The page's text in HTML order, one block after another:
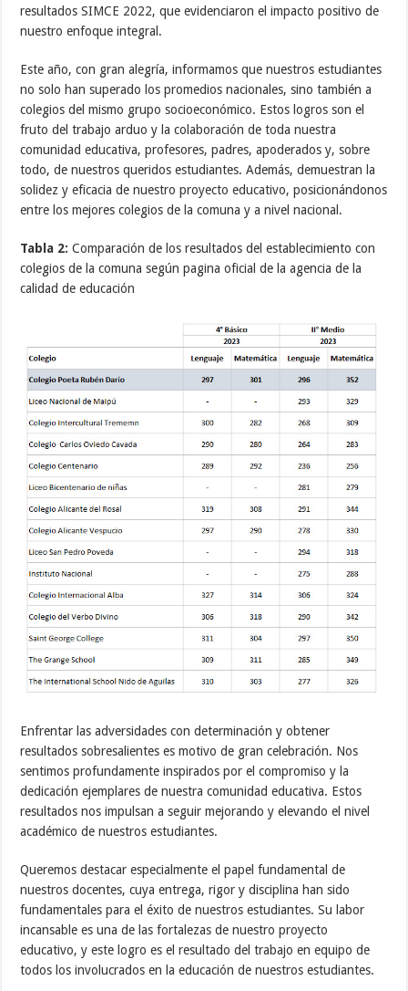
resultados SIMCE 2022, que evidenciaron el impacto positivo de
nuestro enfoque integral.
Este año, con gran alegría, informamos que nuestros estudiantes
no solo han superado los promedios nacionales, sino también a
colegios del mismo grupo socioeconómico. Estos logros son el
fruto del trabajo arduo y la colaboración de toda nuestra
comunidad educativa, profesores, padres, apoderados y, sobre
todo, de nuestros queridos estudiantes. Además, demuestran la
solidez y eficacia de nuestro proyecto educativo, posicionándonos
entre los mejores colegios de la comuna y a nivel nacional.
Tabla 2: Comparación de los resultados del establecimiento con
colegios de la comuna según pagina oficial de la agencia de la
calidad de educación
Enfrentar las adversidades con determinación y obtener
resultados sobresalientes es motivo de gran celebración. Nos
sentimos profundamente inspirados por el compromiso y la
dedicación ejemplares de nuestra comunidad educativa. Estos
resultados nos impulsan a seguir mejorando y elevando el nivel
académico de nuestros estudiantes.
Queremos destacar especialmente el papel fundamental de
nuestros docentes, cuya entrega, rigor y disciplina han sido
fundamentales para el éxito de nuestros estudiantes. Su labor
incansable es una de las fortalezas de nuestro proyecto
educativo, y este logro es el resultado del trabajo en equipo de
todos los involucrados en la educación de nuestros estudiantes.